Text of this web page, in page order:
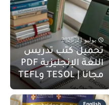
يوليو 21, 2026
تحميل كتب تدريس
اللغة الإنجليزية PDF
مجانا | TESOL وTEFL